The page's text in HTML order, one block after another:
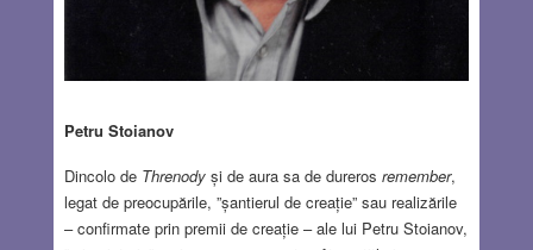
Petru Stoianov
Dincolo de Threnodyși de aura sa de dureros remember,
legat de preocupările, ”șantierul de creație” sau realizările
– confirmate prin premii de creație – ale lui Petru Stoianov,